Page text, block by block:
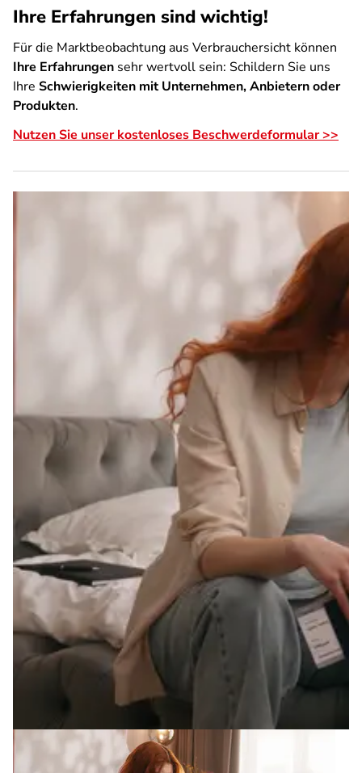
Ihre Erfahrungen sind wichtig!
Für die Marktbeobachtung aus Verbrauchersicht können
Ihre Erfahrungen sehr wertvoll sein: Schildern Sie uns
Ihre Schwierigkeiten mit Unternehmen, Anbietern oder
Produkten.
Nutzen Sie unser kostenloses Beschwerdeformular >>